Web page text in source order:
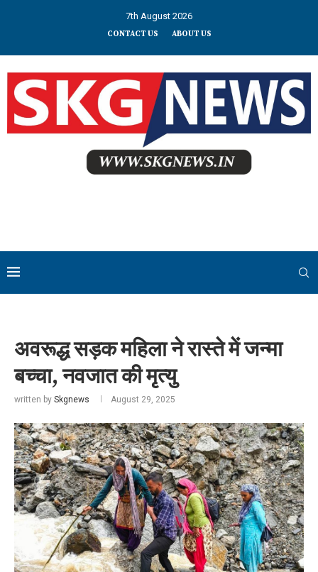
7th August 2026
CONTACT US ABOUT US
अवरूद्ध सड़क महिला ने रास्ते में जन्मा
बच्चा, नवजात की मृत्यु
written by Skgnews August 29, 2025